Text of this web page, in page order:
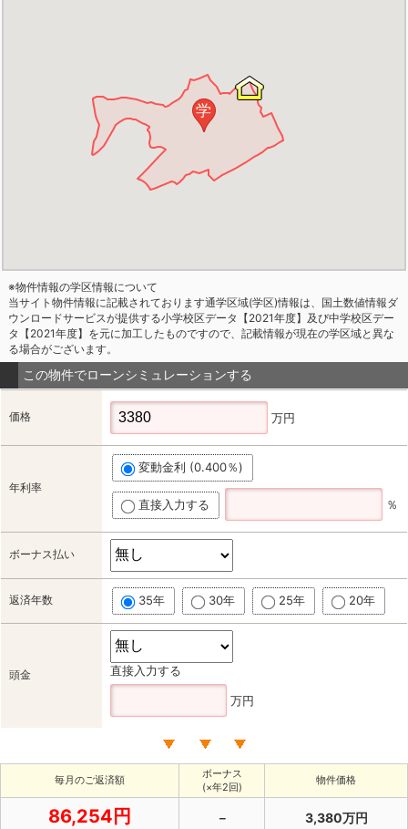
学
※物件情報の学区情報について
当サイト物件情報に記載されております通学区域(学区)情報は、国土数値情報ダ
ウンロードサービスが提供する小学校区データ【2021年度】及び中学校区デー
タ【2021年度】を元に加工したものですので、記載情報が現在の学区域と異な
る場合がございます。
この物件でローンシミュレーションする
価格 万円
年利率
変動金利 (0.400％)
直接入力する ％
ボーナス払い
返済年数 35年 30年 25年 20年
頭金 直接入力する
万円
毎月のご返済額
ボーナス
(×年2回)
物件価格
86,254円 － 3,380万円